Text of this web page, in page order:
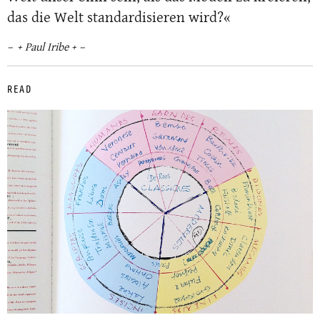
das die Welt standardisieren wird?«
+ Paul Iribe + –
READ